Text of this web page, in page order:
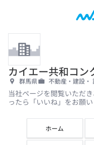
カイエー共和コン
群馬県 不動産・建設・
当社ページを閲覧いただ
ったら「いいね」をお願い
ホーム